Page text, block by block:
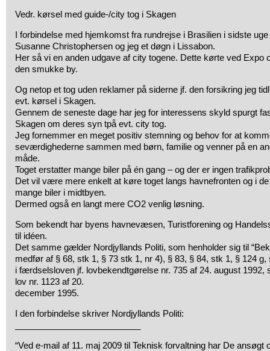
Vedr. kørsel med guide-/city tog i Skagen
I forbindelse med hjemkomst fra rundrejse i Brasilien i sidste
Susanne Christophersen og jeg et døgn i Lissabon.
Her så vi en anden udgave af city togene. Dette kørte ved Expo
den smukke by.
Og netop et tog uden reklamer på siderne jf. den forsikring jeg
evt. kørsel i Skagen.
Gennem de seneste dage har jeg for interessens skyld spurgt
Skagen om deres syn tpå evt. city tog.
Jeg fornemmer en meget positiv stemning og behov for at
seværdighederne sammen med børn, familie og venner på en
måde.
Toget erstatter mange biler på én gang – og der er ingen
Det vil være mere enkelt at køre toget langs havnefronten og i
mange biler i midtbyen.
Dermed også en langt mere CO2 venlig løsning.
Som bekendt har byens havnevæsen, Turistforening og
til idéen.
Det samme gælder Nordjyllands Politi, som henholder sig til
medfør af § 68, stk 1, § 73 stk 1, nr 4), § 83, § 84, stk 1, § 124
i færdselsloven jf. lovbekendtgørelse nr. 735 af 24. august
lov nr. 1123 af 20.
december 1995.
I den forbindelse skriver Nordjyllands Politi:
“Ved e-mail af 11. maj 2009 til Teknisk forvaltning har De ansøgt